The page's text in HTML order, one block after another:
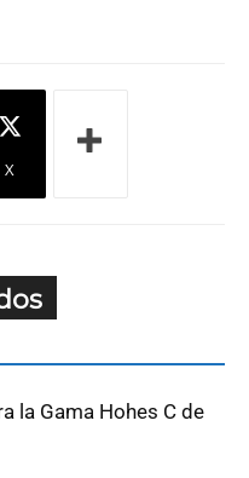
X
la Gama Hohes C de